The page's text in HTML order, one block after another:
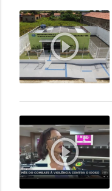
play_circle_outline
play_circle_outline